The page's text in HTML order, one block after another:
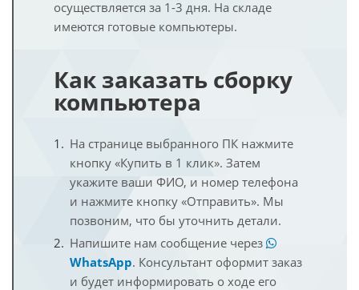
осуществляется за 1-3 дня. На складе
имеются готовые компьютеры.
Как заказать сборку
компьютера
На странице выбранного ПК нажмите
кнопку «Купить в 1 клик». Затем
укажите ваши ФИО, и номер телефона
и нажмите кнопку «Отправить». Мы
позвоним, что бы уточнить детали.
Напишите нам сообщение через
WhatsApp. Консультант оформит заказ
и будет информировать о ходе его